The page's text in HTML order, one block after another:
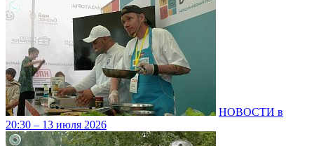
НОВОСТИ в
20:30 – 13 июля 2026